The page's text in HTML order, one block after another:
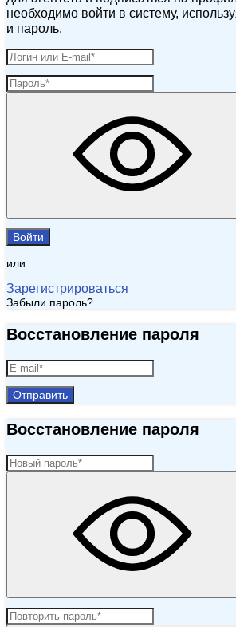
необходимо войти в систему,
и пароль.
Войти
или
Зарегистрироваться
Забыли пароль?
Восстановление пароля
Отправить
Восстановление пароля